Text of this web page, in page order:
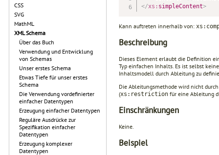
CSS
SVG
MathML
XML Schema
Über das Buch
Verwendung und Entwicklung
von Schemas
Unser erstes Schema
Etwas Tiefe für unser erstes
Schema
Die Verwendung vordefinierter
einfacher Datentypen
Erzeugung einfacher Datentypen
Reguläre Ausdrücke zur
Spezifikation einfacher
Datentypen
Erzeugung komplexer
Datentypen
</xs: simpleContent>
Kann auftreten innerhalb von:
Beschreibung
Dieses Element erlaubt die Definition
Typ einfachen Inhalts. Es ist selbst
Inhaltsmodell durch Ableitung zu
Die Ableitungsmethode wird nicht
(xs:restriction für eine Ableitung
Einschränkungen
Keine.
Beispiel